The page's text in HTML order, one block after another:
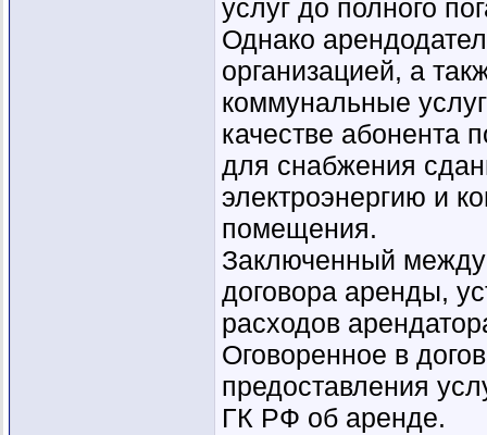
услуг до полного
Однако
организацией, а
коммунальные
качестве абонента
для снабжения
электроэнергию и
помещения.
Заключенный между
договора аренды,
расходов
Оговоренное в
предоставления
ГК РФ об аренде.